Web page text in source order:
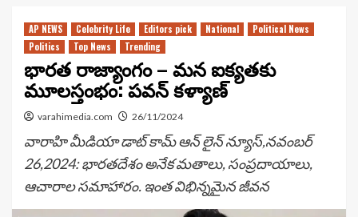
AP NEWS Celebrity Life Editors pick National
Political News
Politics
Top News Trending
భారత రాజ్యాంగం – మన ఐక్యతకు
మూలస్తంభం: పవన్ కళ్యాణ్
varahimedia.com 26/11/2024
వారాహి మీడియా డాట్ కామ్ ఆన్ లైన్ న్యూస్,నవంబర్
26,2024: భారతదేశం అనేక మతాలు, సంప్రదాయాలు,
ఆచారాల సమాహారం. ఇంత విభిన్నమైన జీవన